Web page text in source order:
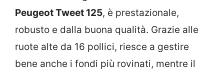
Peugeot Tweet 125, è prestazionale,
robusto e dalla buona qualità. Grazie alle
ruote alte da 16 pollici, riesce a gestire
bene anche i fondi più rovinati, mentre il